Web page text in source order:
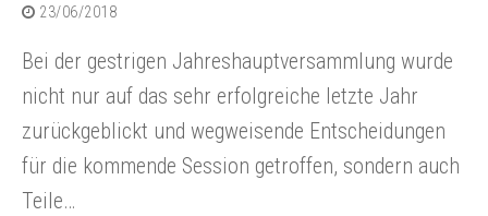
23/06/2018
Bei der gestrigen Jahreshauptversammlung wurde
nicht nur auf das sehr erfolgreiche letzte Jahr
zurückgeblickt und wegweisende Entscheidungen
für die kommende Session getroffen, sondern auch
Teile…